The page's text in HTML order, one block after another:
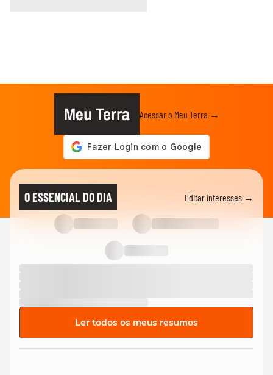
Meu Terra Acessar o Meu Terra →
O ESSENCIAL DO DIA Editar interesses →
Ler todos os meus resumos